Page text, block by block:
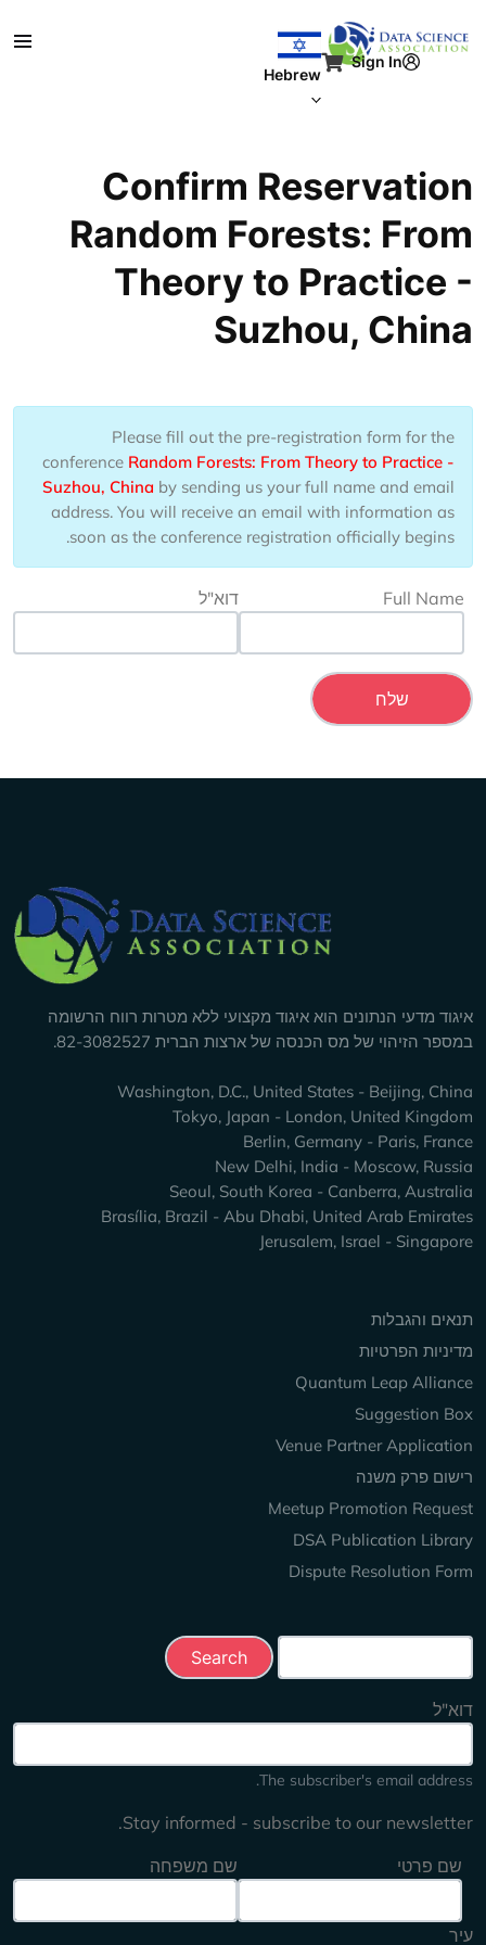
Sign In
Hebrew
Confirm Reservation
Random Forests: From
Theory to Practice -
Suzhou, China
Please fill out the pre-registration form for the
conference Random Forests: From Theory to Practice -
Suzhou, China by sending us your full name and email
address. You will receive an email with information as
soon as the conference registration officially begins.
Full Name דוא"ל
איגוד מדעי הנתונים הוא איגוד מקצועי ללא מטרות רווח הרשומה
במספר הזיהוי של מס הכנסה של ארצות הברית 82-3082527.
Washington, D.C., United States - Beijing, China
Tokyo, Japan - London, United Kingdom
Berlin, Germany - Paris, France
New Delhi, India - Moscow, Russia
Seoul, South Korea - Canberra, Australia
Brasília, Brazil - Abu Dhabi, United Arab Emirates
Jerusalem, Israel - Singapore
Keep Exploring
תנאים והגבלות
מדיניות הפרטיות
Quantum Leap Alliance
Suggestion Box
Venue Partner Application
רישום פרק משנה
Meetup Promotion Request
DSA Publication Library
Dispute Resolution Form
דוא"ל
The subscriber's email address.
Stay informed - subscribe to our newsletter.
שם פרטי
שם משפחה
עיר